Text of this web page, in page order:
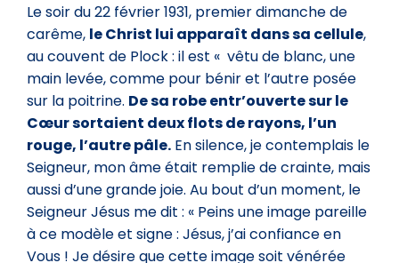
Le soir du 22 février 1931, premier dimanche de
carême, le Christ lui apparaît dans sa cellule,
au couvent de Plock : il est « vêtu de blanc, une
main levée, comme pour bénir et l’autre posée
sur la poitrine. De sa robe entr’ouverte sur le
Cœur sortaient deux flots de rayons, l’un
rouge, l’autre pâle. En silence, je contemplais le
Seigneur, mon âme était remplie de crainte, mais
aussi d’une grande joie. Au bout d’un moment, le
Seigneur Jésus me dit : « Peins une image pareille
à ce modèle et signe : Jésus, j’ai confiance en
Vous ! Je désire que cette image soit vénérée